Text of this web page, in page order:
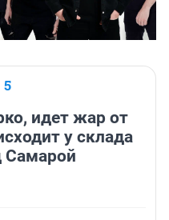
идет жар от
у склада
Самарой